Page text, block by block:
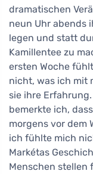
dramatischen
neun Uhr abends
legen und statt
Kamillentee zu
ersten Woche
nicht, was ich mit
sie ihre
bemerkte ich,
morgens vor dem
ich fühlte mich
Markétas
Menschen stellen